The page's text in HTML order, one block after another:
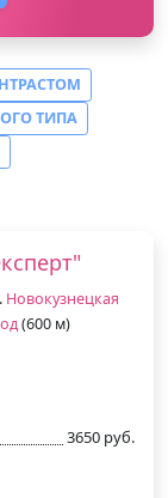
ТИПА
Новокузнецкая
(600 м)
3650 руб.